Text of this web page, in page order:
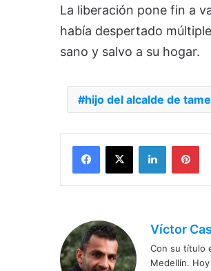
La liberación pone fin a
había despertado
sano y salvo a su hogar.
hijo del alcalde de tame
Facebook
X LinkedIn
Víctor
Con su título
Medellín.